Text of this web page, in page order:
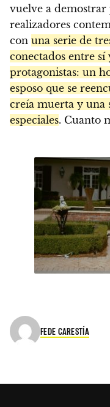
vuelve a demostrar
realizadores
con una serie de
conectados entre sí
protagonistas: un
esposo que se
creía muerta y una
especiales. Cuanto
FEDE CARESTÍA